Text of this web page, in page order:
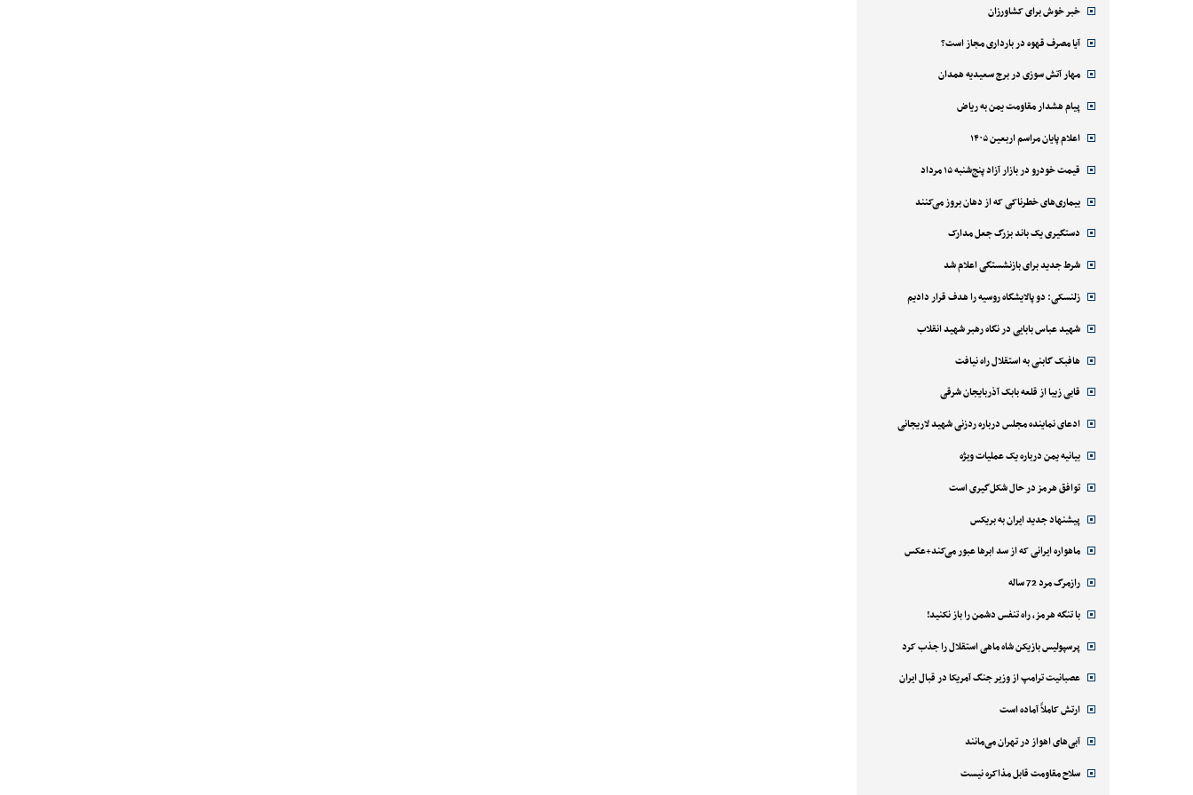
خبر خوش برای کشاورزان
آیا مصرف قهوه در بارداری مجاز است؟
مهار آتش سوزی در برج سعیدیه همدان
پیام هشدار مقاومت یمن به ریاض
اعلام پایان مراسم اربعین ۱۴۰۵
قیمت خودرو در بازار آزاد پنج‌شنبه ۱۵ مرداد
بیماری‌های خطرناکی که از دهان بروز می‌کنند
دستگیری یک باند بزرگ جعل مدارک
شرط جدید برای بازنشستگی اعلام شد
زلنسکی: دو پالایشگاه روسیه را هدف قرار دادیم
شهید عباس بابایی در نگاه رهبر شهید انقلاب
هافبک گابنی به استقلال راه نیافت
قابی زیبا از قلعه بابک آذربایجان شرقی
ادعای نماینده مجلس درباره ردزنی شهید لاریجانی
بیانیه یمن درباره یک عملیات ویژه
توافق هرمز در حال شکل‌گیری است
پیشنهاد جدید ایران به بریکس
ماهواره ایرانی که از سد ابرها عبور می‌کند+عکس
رازمرگ مرد 72 ساله
با تنگه هرمز، راه تنفس دشمن را باز نکنید!
پرسپولیس بازیکن شاه ماهی استقلال را جذب کرد
عصبانیت ترامپ از وزیر جنگ آمریکا در قبال ایران
ارتش کاملاً آماده است
آبی‌های اهواز در تهران می‌مانند
سلاح مقاومت قابل مذاکره نیست